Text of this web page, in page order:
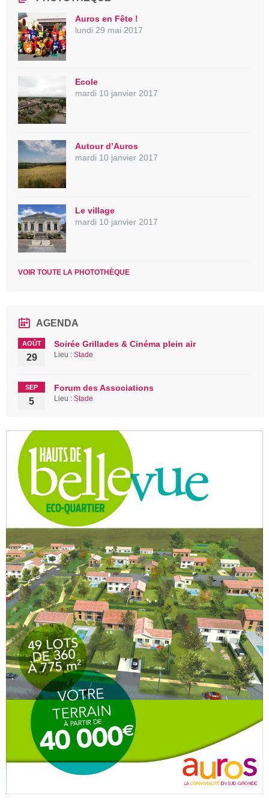
Auros en Fête !
lundi 29 mai 2017
Ecole
mardi 10 janvier 2017
Autour d’Auros
mardi 10 janvier 2017
Le village
mardi 10 janvier 2017
VOIR TOUTE LA PHOTOTHÈQUE
AGENDA
AOÛT
29
Soirée Grillades & Cinéma plein air
Lieu : Stade
SEP
5
Forum des Associations
Lieu : Stade